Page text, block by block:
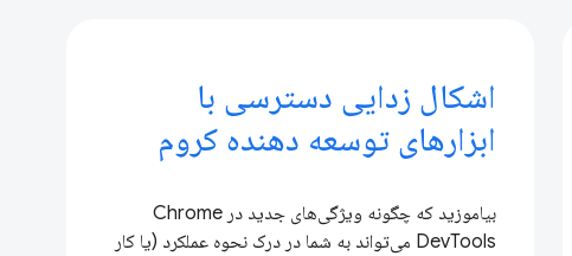
اشکال زدایی دسترسی با
ابزارهای توسعه دهنده کروم
بیاموزید که چگونه ویژگی‌های جدید در Chrome
DevTools می‌تواند به شما در درک نحوه عملکرد (یا کار